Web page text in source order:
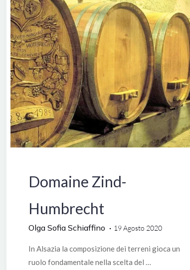
Giulia"
Domaine Zind-
Humbrecht
Olga Sofia Schiaffino 19 Agosto 2020
In Alsazia la composizione dei terreni gioca un
ruolo fondamentale nella scelta del …